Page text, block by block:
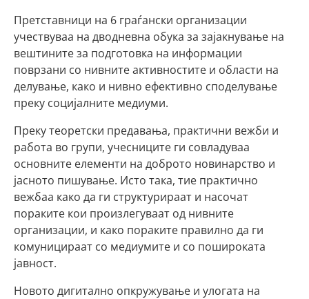
Претставници на 6 граѓански организации
учествуваа на дводневна обука за зајакнување на
вештините за подготовка на информации
поврзани со нивните активностите и области на
делување, како и нивно ефективно споделување
преку социјалните медиуми.
Преку теоретски предавања, практични вежби и
работа во групи, учесниците ги совладуваа
основните елементи на доброто новинарство и
јасното пишување. Исто така, тие практично
вежбаа како да ги структурираат и насочат
пораките кои произлегуваат од нивните
организации, и како пораките правилно да ги
комуницираат со медиумите и со пошироката
јавност.
Новото дигитално опкружување и улогата на